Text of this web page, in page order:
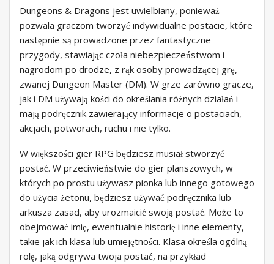
Dungeons & Dragons jest uwielbiany, ponieważ
pozwala graczom tworzyć indywidualne postacie, które
następnie są prowadzone przez fantastyczne
przygody, stawiając czoła niebezpieczeństwom i
nagrodom po drodze, z rąk osoby prowadzącej grę,
zwanej Dungeon Master (DM). W grze zarówno gracze,
jak i DM używają kości do określania różnych działań i
mają podręcznik zawierający informacje o postaciach,
akcjach, potworach, ruchu i nie tylko.
W większości gier RPG będziesz musiał stworzyć
postać. W przeciwieństwie do gier planszowych, w
których po prostu używasz pionka lub innego gotowego
do użycia żetonu, będziesz używać podręcznika lub
arkusza zasad, aby urozmaicić swoją postać. Może to
obejmować imię, ewentualnie historię i inne elementy,
takie jak ich klasa lub umiejętności. Klasa określa ogólną
rolę, jaką odgrywa twoja postać, na przykład